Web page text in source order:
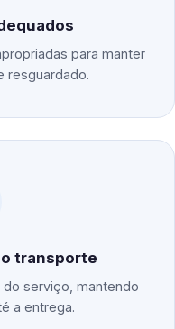
para manter
resguardado.
transporte
serviço, mantendo
a entrega.